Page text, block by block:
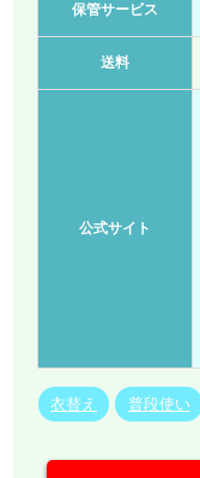
保管サービス
送料
公式サイト
衣替え 普段使い